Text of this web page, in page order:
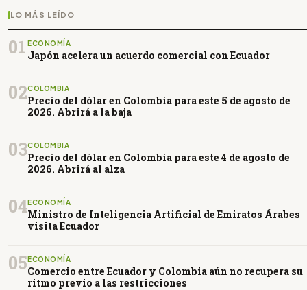
LO MÁS LEÍDO
01 ECONOMÍA
Japón acelera un acuerdo comercial con Ecuador
02COLOMBIA
Precio del dólar en Colombia para este 5 de agosto de
2026. Abrirá a la baja
03COLOMBIA
Precio del dólar en Colombia para este 4 de agosto de
2026. Abrirá al alza
04ECONOMÍA
Ministro de Inteligencia Artificial de Emiratos Árabes
visita Ecuador
05ECONOMÍA
Comercio entre Ecuador y Colombia aún no recupera su
ritmo previo a las restricciones